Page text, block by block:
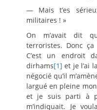
— Mais t’es
militaires ! »
On m’avait dit
terroristes. Donc
C’est un endroit
dirhams[1] et je l’ai
négocié qu’il
largué en pleine
et je suis parti à
m’indiquait. Je